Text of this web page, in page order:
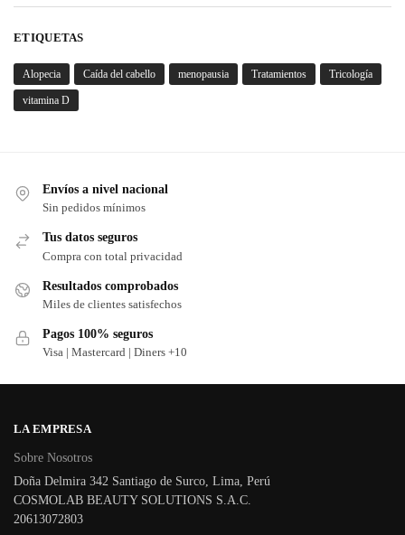
ETIQUETAS
Alopecia Caída del cabello menopausia Tratamientos Tricología
vitamina D
Envíos a nivel nacional
Sin pedidos mínimos
Tus datos seguros
Compra con total privacidad
Resultados comprobados
Miles de clientes satisfechos
Pagos 100% seguros
Visa | Mastercard | Diners +10
LA EMPRESA
Sobre Nosotros
Doña Delmira 342 Santiago de Surco, Lima, Perú
COSMOLAB BEAUTY SOLUTIONS S.A.C.
20613072803